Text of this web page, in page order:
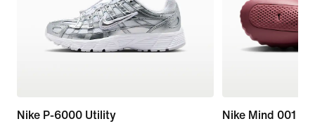
Nike P-6000 Utility
Nike Mind 001